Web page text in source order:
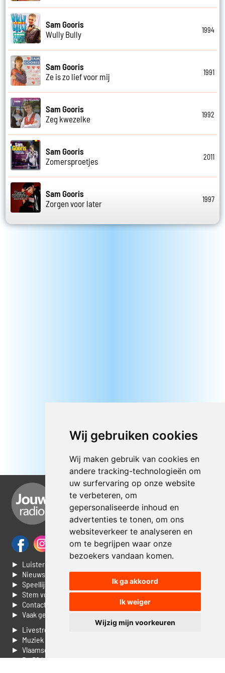
Wij gebruiken cookies
Wij maken gebruik van cookies en
andere tracking-technologieën om
uw surfervaring op onze website
te verbeteren, om
gepersonaliseerde inhoud en
advertenties te tonen, om ons
websiteverkeer te analyseren en
om te begrijpen waar onze
bezoekers vandaan komen.
Ik ga akkoord
Ik weiger
Wijzig mijn voorkeuren
Sam Gooris
Wully Bully
1994
Sam Gooris
Ze is zo lief voor mij
1991
Sam Gooris
Zeg kwezelke
1992
Sam Gooris
Zomersproetjes
2011
Sam Gooris
Zorgen voor later
1997
► Luisteren naar Jouwradio
► Nieuws
► Speellijst
► Stem voor de Dag top 3
► Contacteer ons
► Vaak gestelde vragen
► Livestream informatie
► Muziek opzoeken
► Vlaamse 100 Aller tijden
► De 50 beste van...